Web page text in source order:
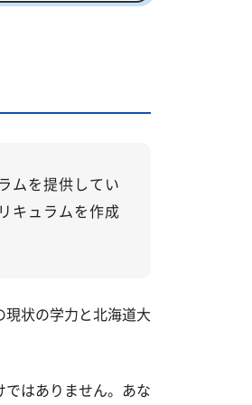
ムを提供してい
キュラムを作成
状の学力と北海道大
はありません。あな